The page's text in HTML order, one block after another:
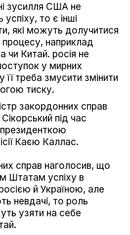
зусилля США не
то є інші
які можуть долучитися
наприклад
чи Китай. росія не
у мирних
треба змусити змінити
тиску.
закордонних справ
під час
Каєю Каллас.
справ наголосив, що
Штатам успіху в
й Україною, але
невдачі, то роль
узяти на себе